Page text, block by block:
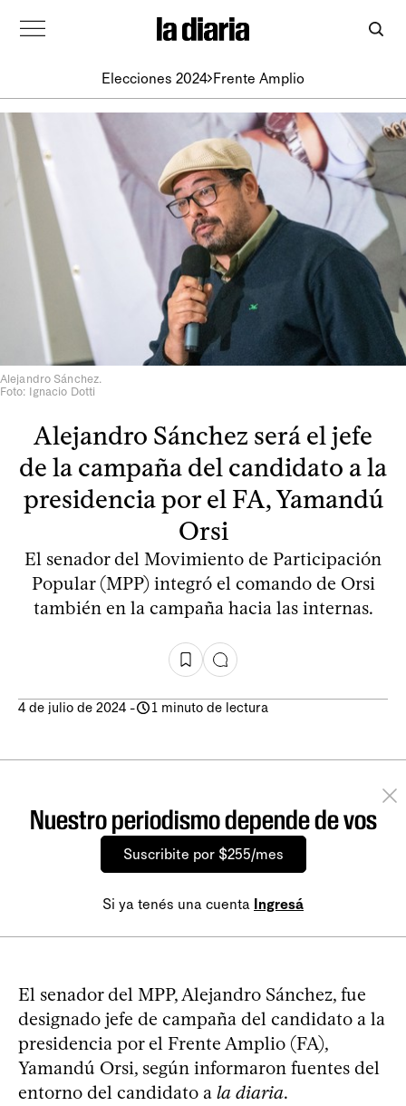
Elecciones 2024 Frente Amplio
Alejandro Sánchez.
Foto: Ignacio Dotti
Alejandro Sánchez será el jefe
de la campaña del candidato a la
presidencia por el FA, Yamandú
Orsi
El senador del Movimiento de Participación
Popular (MPP) integró el comando de Orsi
también en la campaña hacia las internas.
4 de julio de 2024 - 1 minuto de lectura
Nuestro periodismo depende de vos
Suscribite por $255/mes
Si ya tenés una cuenta Ingresá
El senador del MPP, Alejandro Sánchez, fue
designado jefe de campaña del candidato a la
presidencia por el Frente Amplio (FA),
Yamandú Orsi, según informaron fuentes del
entorno del candidato a la diaria.